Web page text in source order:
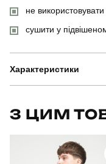
не використовувати
сушити у
Характеристики
З ЦИМ